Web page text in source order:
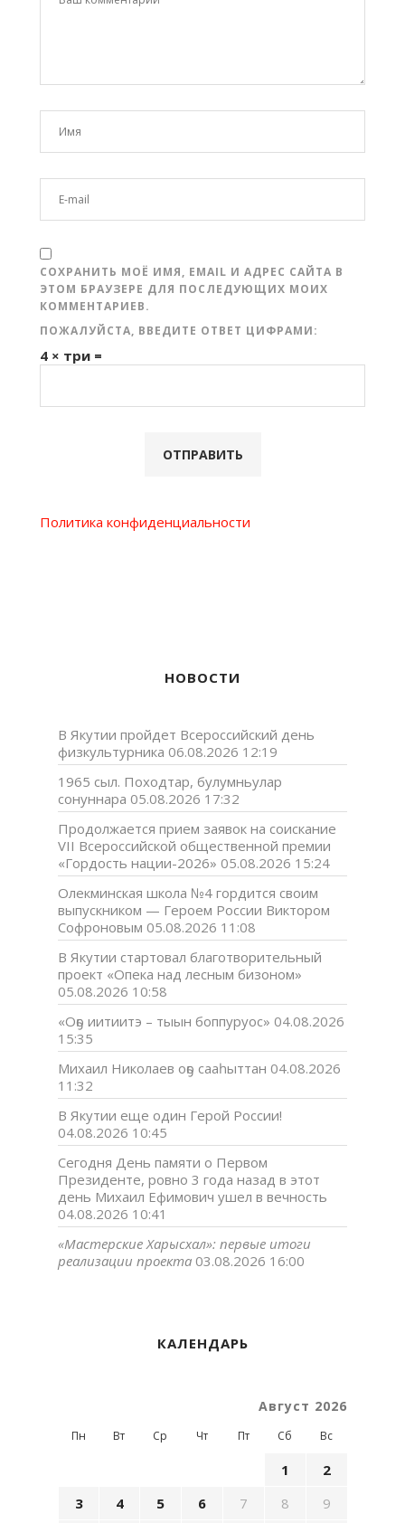
СОХРАНИТЬ МОЁ ИМЯ, EMAIL И АДРЕС САЙТА В
ЭТОМ БРАУЗЕРЕ ДЛЯ ПОСЛЕДУЮЩИХ МОИХ
КОММЕНТАРИЕВ.
ПОЖАЛУЙСТА, ВВЕДИТЕ ОТВЕТ ЦИФРАМИ:
4 × три =
Политика конфиденциальности
НОВОСТИ
В Якутии пройдет Всероссийский день
физкультурника 06.08.2026 12:19
1965 сыл. Походтар, булумньулар
сонуннара 05.08.2026 17:32
Продолжается прием заявок на соискание
VII Всероссийской общественной премии
«Гордость нации-2026» 05.08.2026 15:24
Олекминская школа №4 гордится своим
выпускником — Героем России Виктором
Софроновым 05.08.2026 11:08
В Якутии стартовал благотворительный
проект «Опека над лесным бизоном»
05.08.2026 10:58
«Оҕо иитиитэ – тыын боппуруос» 04.08.2026
15:35
Михаил Николаев оҕо сааһыттан 04.08.2026
11:32
В Якутии еще один Герой России!
04.08.2026 10:45
Сегодня День памяти о Первом
Президенте, ровно 3 года назад в этот
день Михаил Ефимович ушел в вечность
04.08.2026 10:41
«Мастерские Харысхал»: первые итоги
реализации проекта 03.08.2026 16:00
КАЛЕНДАРЬ
Август 2026
Пн Вт Ср Чт Пт Сб Вс
1
2
3
4 5 6 7 8
9